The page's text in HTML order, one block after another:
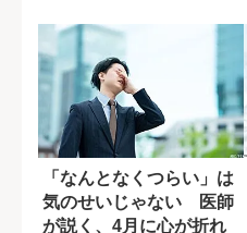
「なんとなくつらい」は
気のせいじゃない 医師
が説く、4月に心が折れ